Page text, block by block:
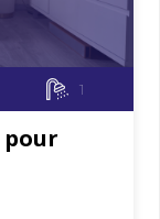
1
pour